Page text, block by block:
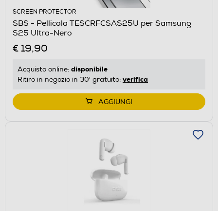
SCREEN PROTECTOR
SBS - Pellicola TESCRFCSAS25U per Samsung
S25 Ultra-Nero
€ 19,90
Acquisto online: disponibile
Ritiro in negozio in 30' gratuito: verifica
AGGIUNGI